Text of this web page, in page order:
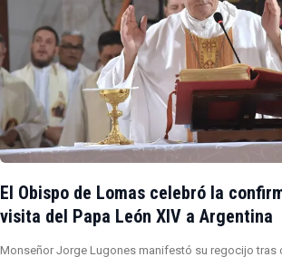
El Obispo de Lomas celebró la
visita del Papa León XIV a Argentina
Monseñor Jorge Lugones manifestó su regocijo tras